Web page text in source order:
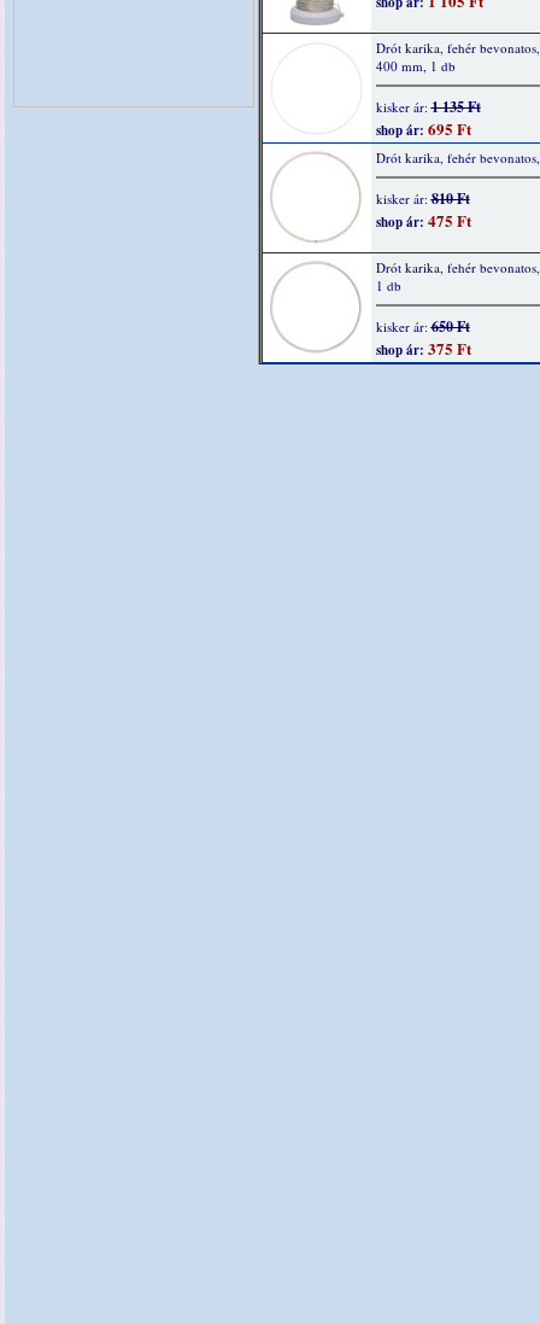
Drót karika, fehér
400 mm, 1 db
kisker ár:1 135 Ft
shop ár: 695 Ft
Drót karika, fehér
kisker ár:810 Ft
shop ár: 475 Ft
Drót karika, fehér
1 db
kisker ár:650 Ft
shop ár: 375 Ft